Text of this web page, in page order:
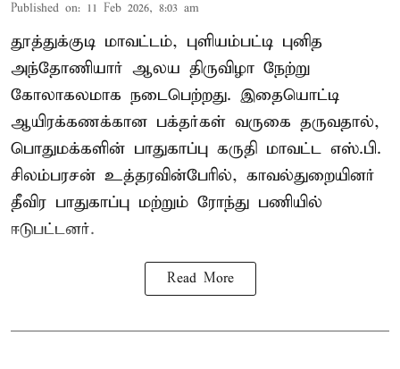
Published on: 11 Feb 2026, 8:03 am
தூத்துக்குடி மாவட்டம், புளியம்பட்டி புனித
அந்தோணியார் ஆலய திருவிழா நேற்று
கோலாகலமாக நடைபெற்றது. இதையொட்டி
ஆயிரக்கணக்கான பக்தர்கள் வருகை தருவதால்,
பொதுமக்களின் பாதுகாப்பு கருதி மாவட்ட எஸ்.பி.
சிலம்பரசன் உத்தரவின்பேரில், காவல்துறையினர்
தீவிர பாதுகாப்பு மற்றும் ரோந்து பணியில்
ஈடுபட்டனர்.
Read More